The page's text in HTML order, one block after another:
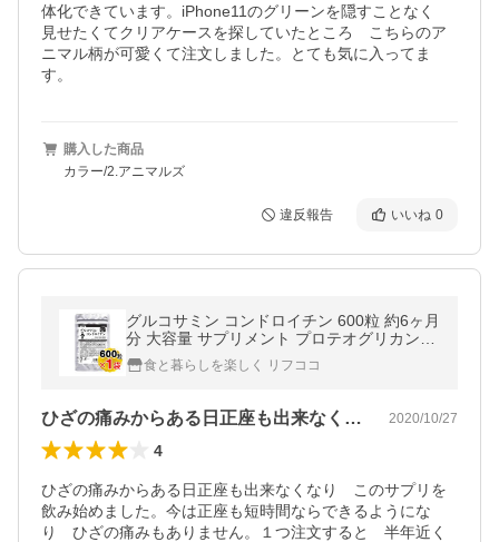
体化できています。iPhone11のグリーンを隠すことなく
見せたくてクリアケースを探していたところ　こちらのア
ニマル柄が可愛くて注文しました。とても気に入ってま
す。
購入した商品
カラー/2.アニマルズ
違反報告 いいね 0
グルコサミン コンドロイチン 600粒 約6ヶ月
分 大容量 サプリメント プロテオグリカン配
合 業務用 （メール便発送・追跡番号有り）
食と暮らしを楽しく リフココ
ひざの痛みからある日正座も出来なくなり… 2020/10/27
4
ひざの痛みからある日正座も出来なくなり　このサプリを
飲み始めました。今は正座も短時間ならできるようにな
り　ひざの痛みもありません。１つ注文すると　半年近く